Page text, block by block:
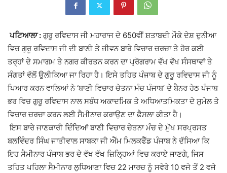
ਪਟਿਆਲਾ : ਗੁਰੂ ਰਵਿਦਾਸ ਜੀ ਮਹਾਰਾਜ ਦੇ 650ਵੀਂ ਸ਼ਤਾਬਦੀ ਮੌਕੇ ਦੇਸ਼ ਦੁਨੀਆ
ਵਿਚ ਗੁਰੂ ਰਵਿਦਾਸ ਜੀ ਦੀ ਬਾਣੀ ਤੇ ਜੀਵਨ ਬਾਰੇ ਵਿਚਾਰ ਚਰਚਾ ਤੇ ਹੋਰ ਕਈ
ਤਰ੍ਹਾਂ ਦੇ ਸਮਾਗਮ ਤੇ ਨਗਰ ਕੀਰਤਨ ਕਰਨ ਦਾ ਪ੍ਰੋਗਰਾਮ ਵੱਖ ਵੱਖ ਸੰਸਥਾਵਾਂ ਤੇ
ਸੰਗਤਾਂ ਵੱਲੋਂ ਉਲੀਕਿਆ ਜਾ ਰਿਹਾ ਹੈ। ਇਸੇ ਤਹਿਤ ਪੰਜਾਬ ਦੇ ਗੁਰੂ ਰਵਿਦਾਸ ਜੀ ਨੂੰ
ਪਿਆਰ ਕਰਨ ਵਾਲਿਆਂ ਨੇ ‘ਬਾਣੀ ਵਿਚਾਰ ਚੇਤਨਾ ਮੰਚ ਪੰਜਾਬ’ ਦੇ ਬੈਨਰ ਹੇਠ ਪੰਜਾਬ
ਭਰ ਵਿਚ ਗੁਰੂ ਰਵਿਦਾਸ ਨਾਲ ਸਬੰਧ ਅਕਾਦਮਿਕ ਤੇ ਅਧਿਆਤਮਿਕਤਾ ਦੇ ਸੁਮੇਲ ਤੇ
ਵਿਚਾਰ ਚਰਚਾ ਕਰਨ ਲਈ ਸੈਮੀਨਾਰ ਕਰਾਉਣ ਦਾ ਫ਼ੈਸਲਾ ਕੀਤਾ ਹੈ।
ਇਸ ਬਾਰੇ ਜਾਣਕਾਰੀ ਦਿੰਦਿਆਂ ਬਾਣੀ ਵਿਚਾਰ ਚੇਤਨਾ ਮੰਚ ਦੇ ਮੁੱਖ ਸਰਪ੍ਰਸਤ
ਬਲਵਿੰਦਰ ਸਿੰਘ ਜਾਤੀਵਾਲ ਸਾਬਕਾ ਜੀ ਐੱਮ ਮਿਲਕਫੈੱਡ ਪੰਜਾਬ ਨੇ ਦੱਸਿਆ ਕਿ
ਇਹ ਸੈਮੀਨਾਰ ਪੰਜਾਬ ਭਰ ਦੇ ਵੱਖ ਵੱਖ ਜ਼ਿਲ੍ਹਿਆਂ ਵਿਚ ਕਰਾਏ ਜਾਣਗੇ, ਜਿਸ
ਤਹਿਤ ਪਹਿਲਾ ਸੈਮੀਨਾਰ ਲੁਧਿਆਣਾ ਵਿਚ 22 ਮਾਰਚ ਨੂੰ ਸਵੇਰੇ 10 ਵਜੇ ਤੋਂ 2 ਵਜੇ